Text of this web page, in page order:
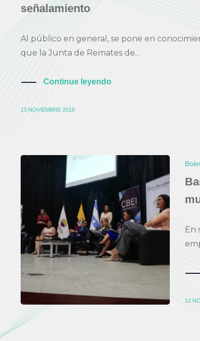
señalamiento
Al público en general, se pone en
que la Junta de Remates de...
Continue leyendo
13 NOVIEMBRE 2019
En
12